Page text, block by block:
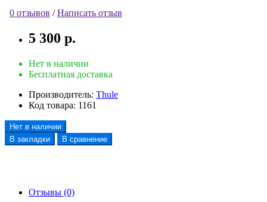
0 отзывов /Написать отзыв
5 300 р.
Нет в наличии
Бесплатная доставка
Производитель: Thule
Код товара: 1161
Нет в наличии
В закладки
В сравнение
Отзывы (0)